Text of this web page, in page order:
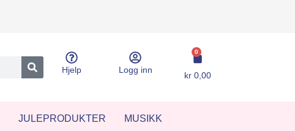
Hjelp Logg inn
0
kr 0,00
JULEPRODUKTER MUSIKK